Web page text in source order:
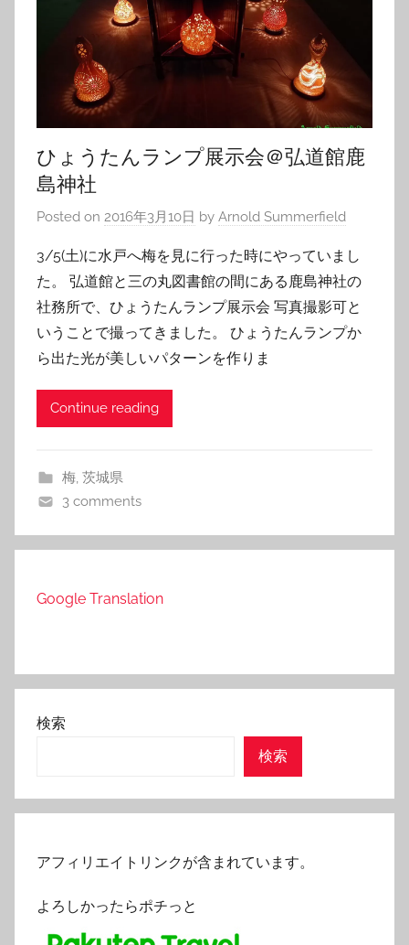
ひょうたんランプ展示会＠弘道館鹿
島神社
Posted on 2016年3月10日 by Arnold Summerfield
3/5(土)に水戸へ梅を見に行った時にやっていまし
た。 弘道館と三の丸図書館の間にある鹿島神社の
社務所で、ひょうたんランプ展示会 写真撮影可と
いうことで撮ってきました。 ひょうたんランプか
ら出た光が美しいパターンを作りま
Continue reading
梅, 茨城県
3 comments
Google Translation
検索
検索
アフィリエイトリンクが含まれています。
よろしかったらポチっと